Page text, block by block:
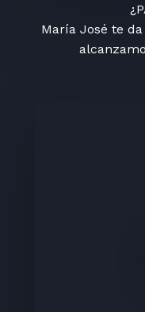
María José te